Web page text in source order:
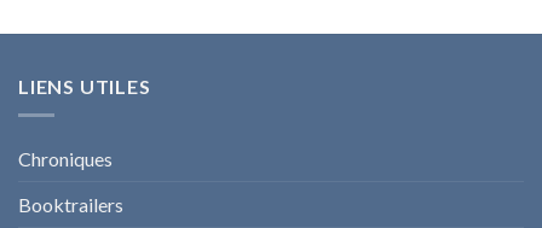
LIENS UTILES
Chroniques
Booktrailers